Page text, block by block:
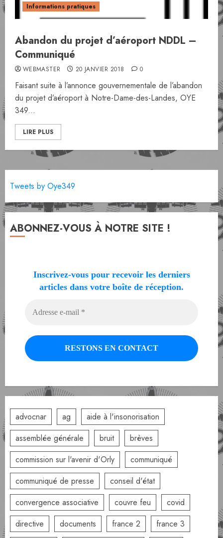
Informations pratiques
Abandon du projet d’aéroport NDDL –
Communiqué
WEBMASTER 20 JANVIER 2018 0
Faisant suite à l’annonce gouvernementale de l’abandon
du projet d’aéroport à Notre-Dame-des-Landes, OYE
349...
LIRE PLUS
Tweets by Oye349
ABONNEZ-VOUS À NOTRE SITE !
Inscrivez-vous pour recevoir les derniers
articles dans votre boîte de réception.
advocnar ag
aide à l'insonorisation
assemblée générale
bruit
brèves
commission sur l'avenir d'Orly
communiqué
communiqué de presse
conseil d'état
convergence associative
couvre feu
covid
directive
documents france 2 france 3